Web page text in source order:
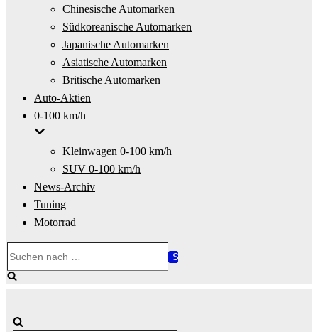
Chinesische Automarken
Südkoreanische Automarken
Japanische Automarken
Asiatische Automarken
Britische Automarken
Auto-Aktien
0-100 km/h
Kleinwagen 0-100 km/h
SUV 0-100 km/h
News-Archiv
Tuning
Motorrad
nach …